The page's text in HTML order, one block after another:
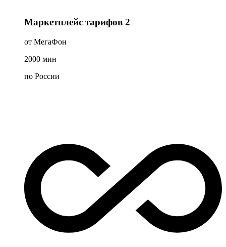
Маркетплейс тарифов 2
от МегаФон
2000 мин
по России